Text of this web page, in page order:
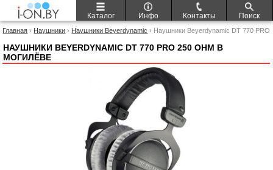
Каталог Инфо Контакты Поиск
Главная › Наушники › Наушники Beyerdynamic › Наушники Beyerdynamic DT 770 PRO
НАУШНИКИ BEYERDYNAMIC DT 770 PRO 250 OHM В
МОГИЛЁВЕ